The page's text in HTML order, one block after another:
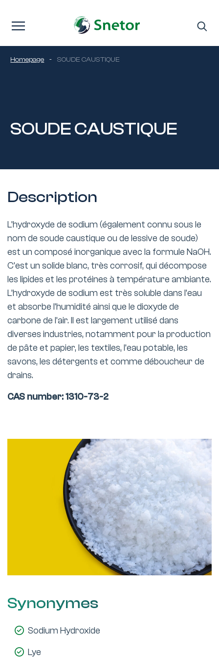
Homepage - SOUDE CAUSTIQUE
SOUDE CAUSTIQUE
Description
L’hydroxyde de sodium (également connu sous le
nom de soude caustique ou de lessive de soude)
est un composé inorganique avec la formule NaOH.
C’est un solide blanc, très corrosif, qui décompose
les lipides et les protéines à température ambiante.
L’hydroxyde de sodium est très soluble dans l’eau
et absorbe l’humidité ainsi que le dioxyde de
carbone de l’air. Il est largement utilisé dans
diverses industries, notamment pour la production
de pâte et papier, les textiles, l’eau potable, les
savons, les détergents et comme déboucheur de
drains.
CAS number: 1310-73-2
Synonymes
Sodium Hydroxide
Lye